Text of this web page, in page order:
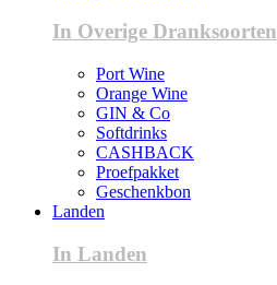
In Overige Dranksoorten
Port Wine
Orange Wine
GIN & Co
Softdrinks
CASHBACK
Proefpakket
Geschenkbon
Landen
In Landen